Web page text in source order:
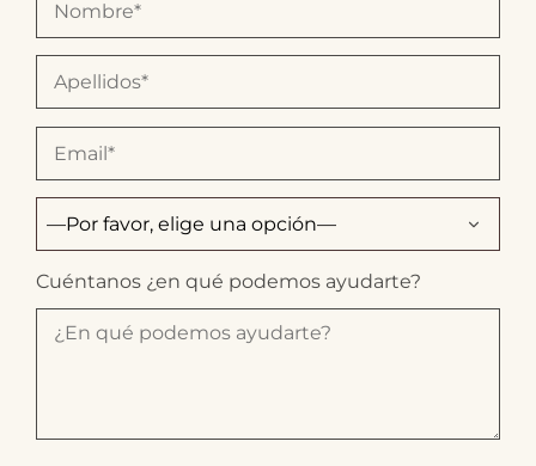
Cuéntanos ¿en qué podemos ayudarte?